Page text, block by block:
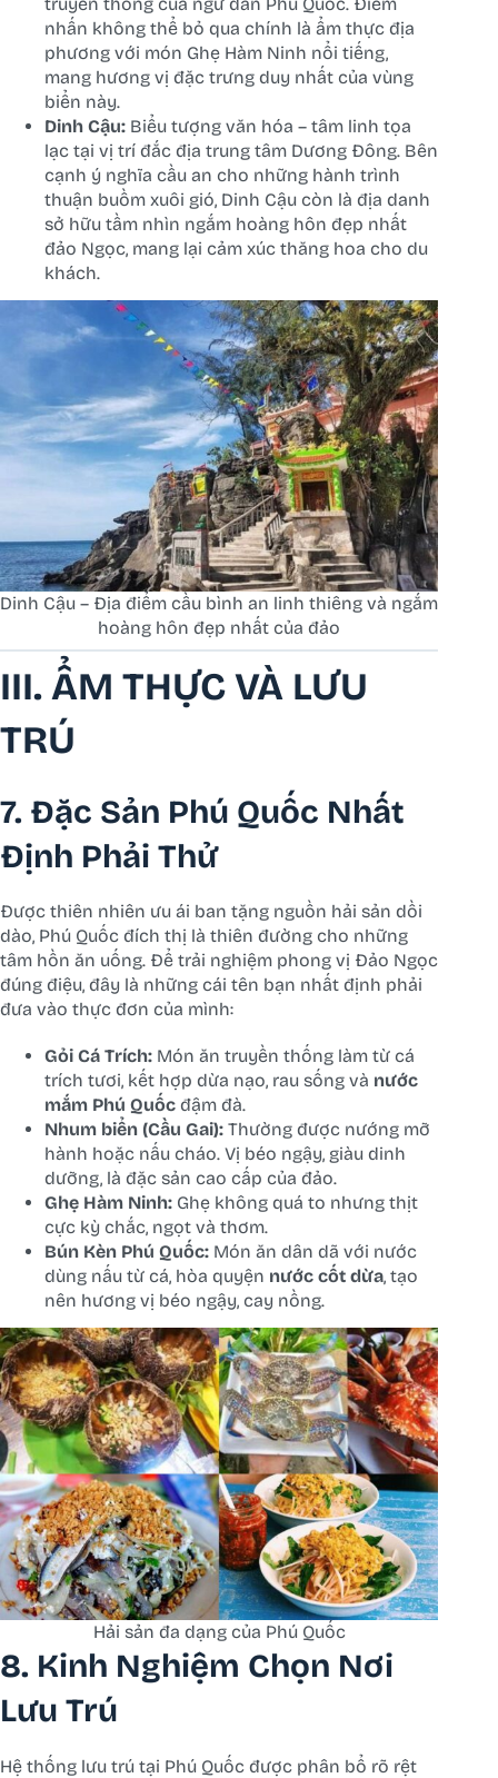
nhấn không thể bỏ qua chính là ẩm thực địa
phương với món Ghẹ Hàm Ninh nổi tiếng,
mang hương vị đặc trưng duy nhất của vùng
biển này.
Dinh Cậu: Biểu tượng văn hóa – tâm linh tọa
lạc tại vị trí đắc địa trung tâm Dương Đông. Bên
cạnh ý nghĩa cầu an cho những hành trình
thuận buồm xuôi gió, Dinh Cậu còn là địa danh
sở hữu tầm nhìn ngắm hoàng hôn đẹp nhất
đảo Ngọc, mang lại cảm xúc thăng hoa cho du
khách.
Dinh Cậu – Địa điểm cầu bình an linh thiêng và ngắm
hoàng hôn đẹp nhất của đảo
III. ẨM THỰC VÀ LƯU
TRÚ
7. Đặc Sản Phú Quốc Nhất
Định Phải Thử
Được thiên nhiên ưu ái ban tặng nguồn hải sản dồi
dào, Phú Quốc đích thị là thiên đường cho những
tâm hồn ăn uống. Để trải nghiệm phong vị Đảo Ngọc
đúng điệu, đây là những cái tên bạn nhất định phải
đưa vào thực đơn của mình:
Gỏi Cá Trích: Món ăn truyền thống làm từ cá
trích tươi, kết hợp dừa nạo, rau sống và nước
mắm Phú Quốc đậm đà.
Nhum biển (Cầu Gai): Thường được nướng mỡ
hành hoặc nấu cháo. Vị béo ngậy, giàu dinh
dưỡng, là đặc sản cao cấp của đảo.
Ghẹ Hàm Ninh: Ghẹ không quá to nhưng thịt
cực kỳ chắc, ngọt và thơm.
Bún Kèn Phú Quốc: Món ăn dân dã với nước
dùng nấu từ cá, hòa quyện nước cốt dừa, tạo
nên hương vị béo ngậy, cay nồng.
Hải sản đa dạng của Phú Quốc
8. Kinh Nghiệm Chọn Nơi
Lưu Trú
Hệ thống lưu trú tại Phú Quốc được phân bổ rõ rệt